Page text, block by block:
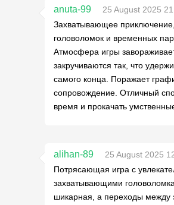
anuta-99
25 August 2025
Захватывающее
головоломок и временных
Атмосфера игры
закручиваются так, что
самого конца. Поражает
сопровождение. Отличный
время и прокачать
alihan-89
25 August 2025
Потрясающая игра с
захватывающими
шикарная, а переходы между